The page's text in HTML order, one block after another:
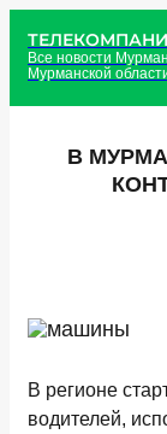
Все новости
Мурманской
В
В регионе
водителей,